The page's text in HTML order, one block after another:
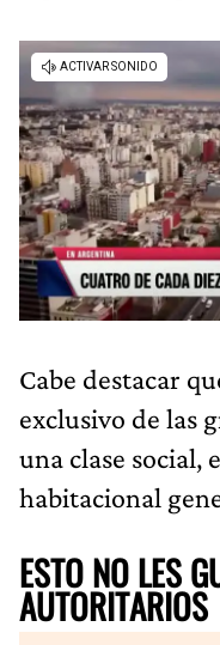
Cabe destacar
exclusivo de las
una clase social,
habitacional
ESTO NO LES
AUTORITARIOS